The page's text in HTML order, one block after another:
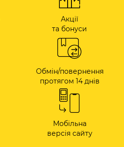
Акції
та бонуси
Обмін/повернення
протягом 14 днів
Мобільна
версія сайту